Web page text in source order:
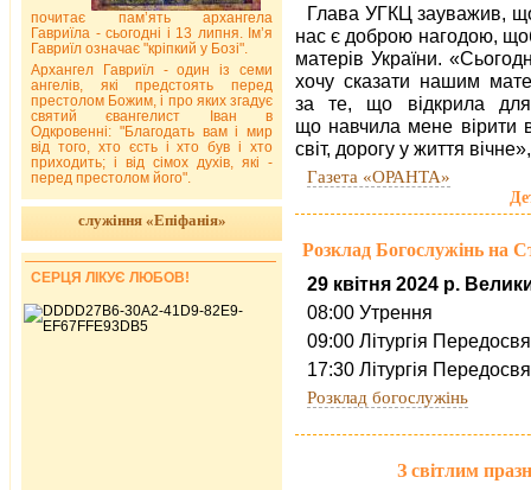
Глава УГКЦ зауважив,
нас є доброю нагодою,
матерів України.
хочу сказати нашим
за те, що відкрила
що навчила мене вірити
світ, дорогу у життя
Газета «ОРАНТА»
Розклад Богослужінь на
29 квітня 2024 р.
08:00 Утрення
09:00 Літургія
17:30 Літургія
Розклад богослужінь
З світлим
почитає пам’ять архангела
Гавриїла - сьогодні і 13 липня. Ім’я
Гавриїл означає "кріпкий у Бозі".
Архангел Гавриїл - один із семи
ангелів, які предстоять перед
престолом Божим, і про яких згадує
святий євангелист Іван в
Одкровенні: "Благодать вам і мир
від того, хто єсть і хто був і хто
приходить; і від сімох духів, які -
перед престолом його".
служіння «Епіфанія»
СЕРЦЯ ЛІКУЄ ЛЮБОВ!